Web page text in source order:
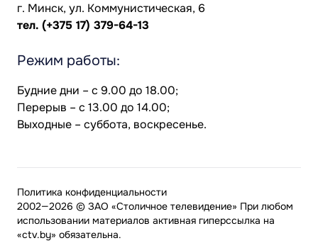
г. Минск, ул. Коммунистическая, 6
тел. (+375 17) 379-64-13
Режим работы:
Будние дни – с 9.00 до 18.00;
Перерыв – с 13.00 до 14.00;
Выходные – суббота, воскресенье.
2002—2026 © ЗАО «Столичное телевидение» При любом
использовании материалов активная гиперссылка на
«ctv.by» обязательна.
Политика конфиденциальности